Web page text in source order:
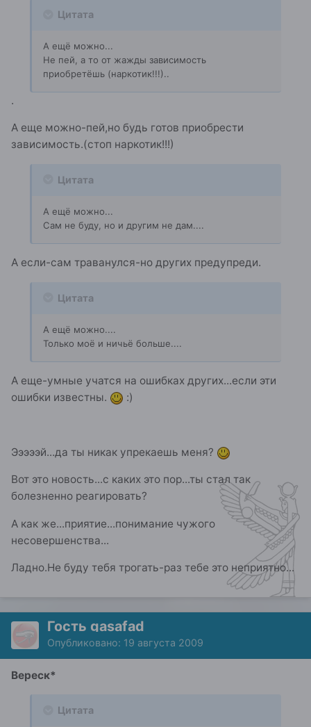
Цитата
А ещё можно...
Не пей, а то от жажды зависимость
приобретёшь (наркотик!!!)..
.
А еще можно-пей,но будь готов приобрести
зависимость.(стоп наркотик!!!)
Цитата
А ещё можно...
Сам не буду, но и другим не дам....
А если-сам траванулся-но других предупреди.
Цитата
А ещё можно....
Только моё и ничьё больше....
А еще-умные учатся на ошибках других...если эти
ошибки известны.
:)
Эээээй...да ты никак упрекаешь меня?
Вот это новость...с каких это пор...ты стал так
болезненно реагировать?
А как же...приятие...понимание чужого
несовершенства...
Ладно.Не буду тебя трогать-раз тебе это неприятно...
Гость gasafad
Опубликовано: 19 августа 2009
Вереск*
Цитата